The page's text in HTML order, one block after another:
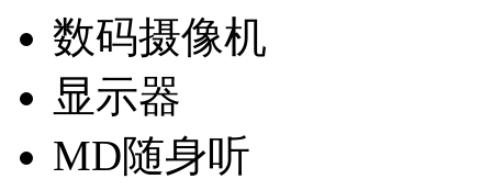
数码摄像机
显示器
MD随身听